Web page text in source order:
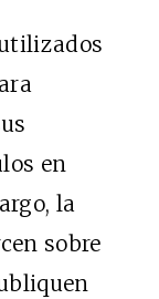
en
la
sobre